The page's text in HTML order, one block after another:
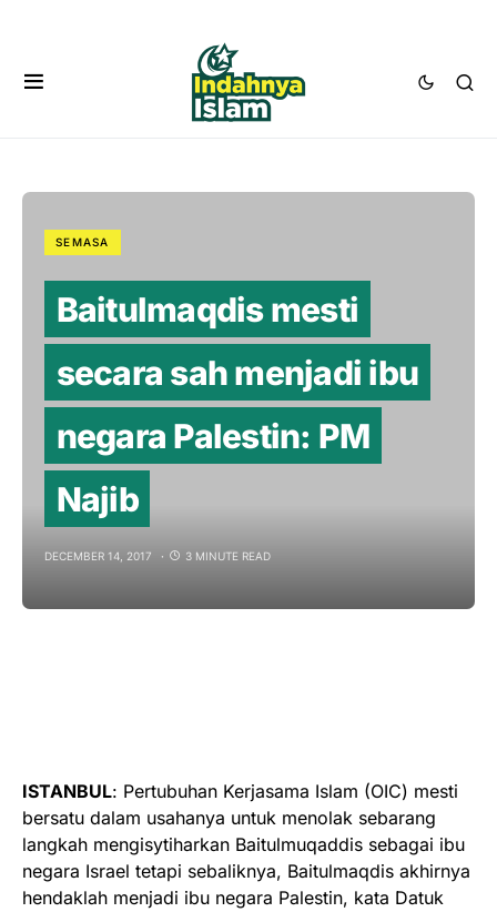
SEMASA
Baitulmaqdis mesti
secara sah menjadi ibu
negara Palestin: PM
Najib
DECEMBER 14, 2017 3 MINUTE READ
ISTANBUL: Pertubuhan Kerjasama Islam (OIC) mesti
bersatu dalam usahanya untuk menolak sebarang
langkah mengisytiharkan Baitulmuqaddis sebagai ibu
negara Israel tetapi sebaliknya, Baitulmaqdis akhirnya
hendaklah menjadi ibu negara Palestin, kata Datuk